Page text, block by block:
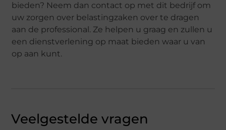
bieden? Neem dan contact op met dit bedrijf om
uw zorgen over belastingzaken over te dragen
aan de professional. Ze helpen u graag en zullen u
een dienstverlening op maat bieden waar u van
op aan kunt.
Veelgestelde vragen